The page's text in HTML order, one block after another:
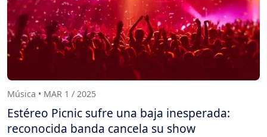
Música • MAR 1 / 2025
Estéreo Picnic sufre una baja inesperada:
reconocida banda cancela su show